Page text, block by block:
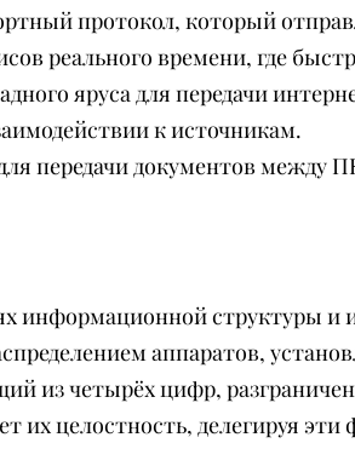
протокол, который
реального времени, где
яруса для передачи
к источникам.
передачи документов между
информационной структуры
аппаратов,
из четырёх цифр,
целостность, делегируя